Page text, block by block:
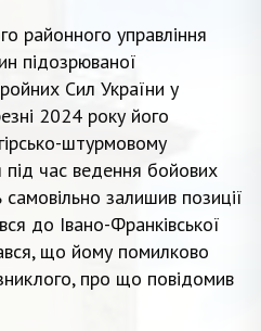
районного управління
підозрюваної
Сил України у
2024 року його
штурмовому
під час ведення бойових
залишив позиції
до Івано-Франківської
що йому помилково
про що повідомив